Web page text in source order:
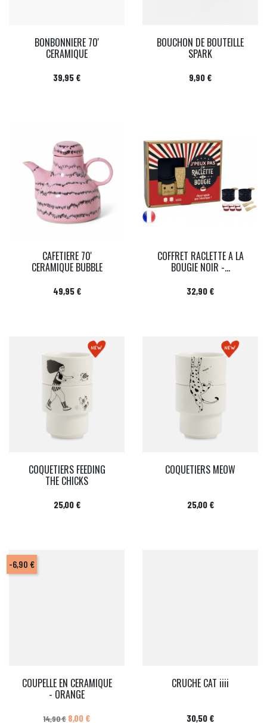
BONBONNIERE 70'
CERAMIQUE
Prix
39,95 €
BOUCHON DE BOUTEILLE
SPARK
Prix
9,90 €
CAFETIERE 70'
CERAMIQUE BUBBLE
Prix
49,95 €
COFFRET RACLETTE A LA
BOUGIE NOIR -...
Prix
32,90 €
COQUETIERS FEEDING
THE CHICKS
Prix
25,00 €
COQUETIERS MEOW
Prix
25,00 €
COUPELLE EN CERAMIQUE
- ORANGE
Prix de base
14,90 € Prix
8,00 €
-6,90 €
CRUCHE CAT iiii
Prix
30,50 €